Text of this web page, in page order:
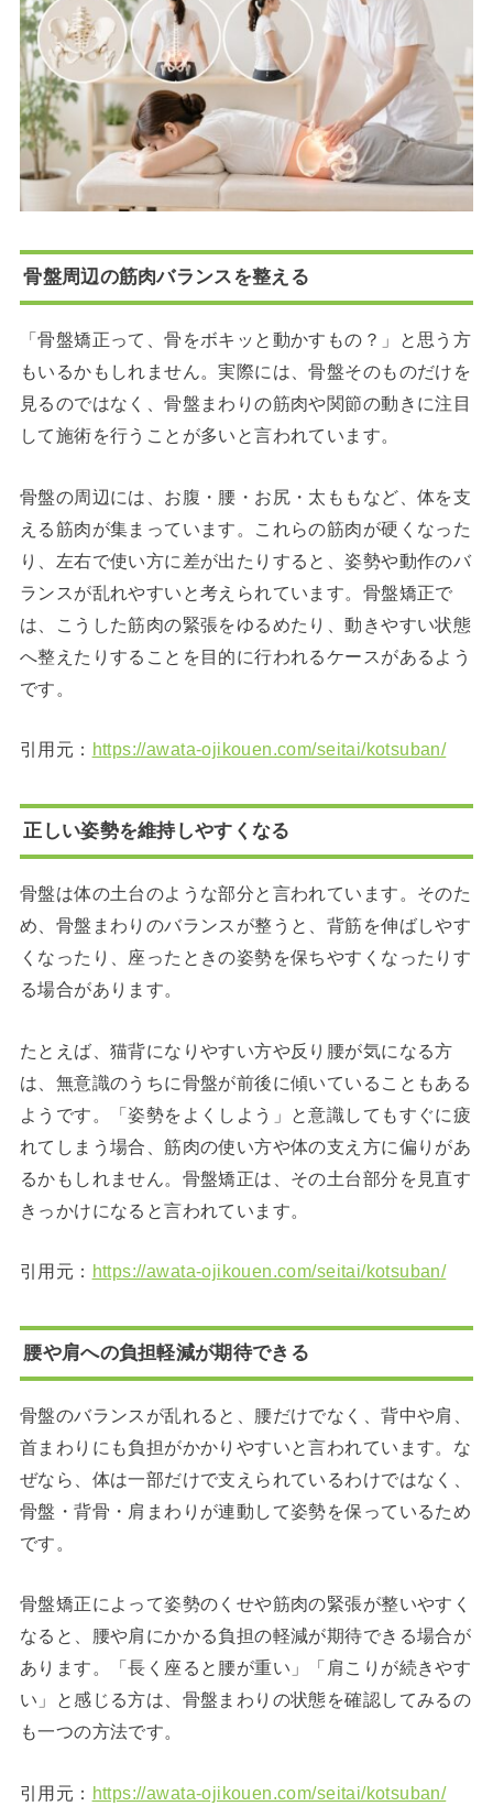
骨盤周辺の筋肉バランスを整える
「骨盤矯正って、骨をボキッと動かすもの？」と思う方
もいるかもしれません。実際には、骨盤そのものだけを
見るのではなく、骨盤まわりの筋肉や関節の動きに注目
して施術を行うことが多いと言われています。
骨盤の周辺には、お腹・腰・お尻・太ももなど、体を支
える筋肉が集まっています。これらの筋肉が硬くなった
り、左右で使い方に差が出たりすると、姿勢や動作のバ
ランスが乱れやすいと考えられています。骨盤矯正で
は、こうした筋肉の緊張をゆるめたり、動きやすい状態
へ整えたりすることを目的に行われるケースがあるよう
です。
引用元： https://awata-ojikouen.com/seitai/kotsuban/
正しい姿勢を維持しやすくなる
骨盤は体の土台のような部分と言われています。そのた
め、骨盤まわりのバランスが整うと、背筋を伸ばしやす
くなったり、座ったときの姿勢を保ちやすくなったりす
る場合があります。
たとえば、猫背になりやすい方や反り腰が気になる方
は、無意識のうちに骨盤が前後に傾いていることもある
ようです。「姿勢をよくしよう」と意識してもすぐに疲
れてしまう場合、筋肉の使い方や体の支え方に偏りがあ
るかもしれません。骨盤矯正は、その土台部分を見直す
きっかけになると言われています。
引用元： https://awata-ojikouen.com/seitai/kotsuban/
腰や肩への負担軽減が期待できる
骨盤のバランスが乱れると、腰だけでなく、背中や肩、
首まわりにも負担がかかりやすいと言われています。な
ぜなら、体は一部だけで支えられているわけではなく、
骨盤・背骨・肩まわりが連動して姿勢を保っているため
です。
骨盤矯正によって姿勢のくせや筋肉の緊張が整いやすく
なると、腰や肩にかかる負担の軽減が期待できる場合が
あります。「長く座ると腰が重い」「肩こりが続きやす
い」と感じる方は、骨盤まわりの状態を確認してみるの
も一つの方法です。
引用元： https://awata-ojikouen.com/seitai/kotsuban/